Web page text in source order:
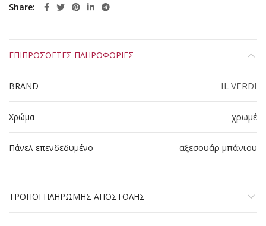
Share
ΕΠΙΠΡΟΣΘΕΤΕΣ ΠΛΗΡΟΦΟΡΙΕΣ
BRAND IL VERDI
Χρώμα χρωμέ
Πάνελ επενδεδυμένο αξεσουάρ μπάνιου
ΤΡΟΠΟΙ ΠΛΗΡΩΜΗΣ ΑΠΟΣΤΟΛΗΣ